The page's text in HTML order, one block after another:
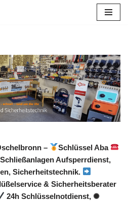
–
Schlüssel Aba
Aufsperrdienst,
Sicherheitstechnik.
& Sicherheitsberater
24h Schlüsselnotdienst, ✺